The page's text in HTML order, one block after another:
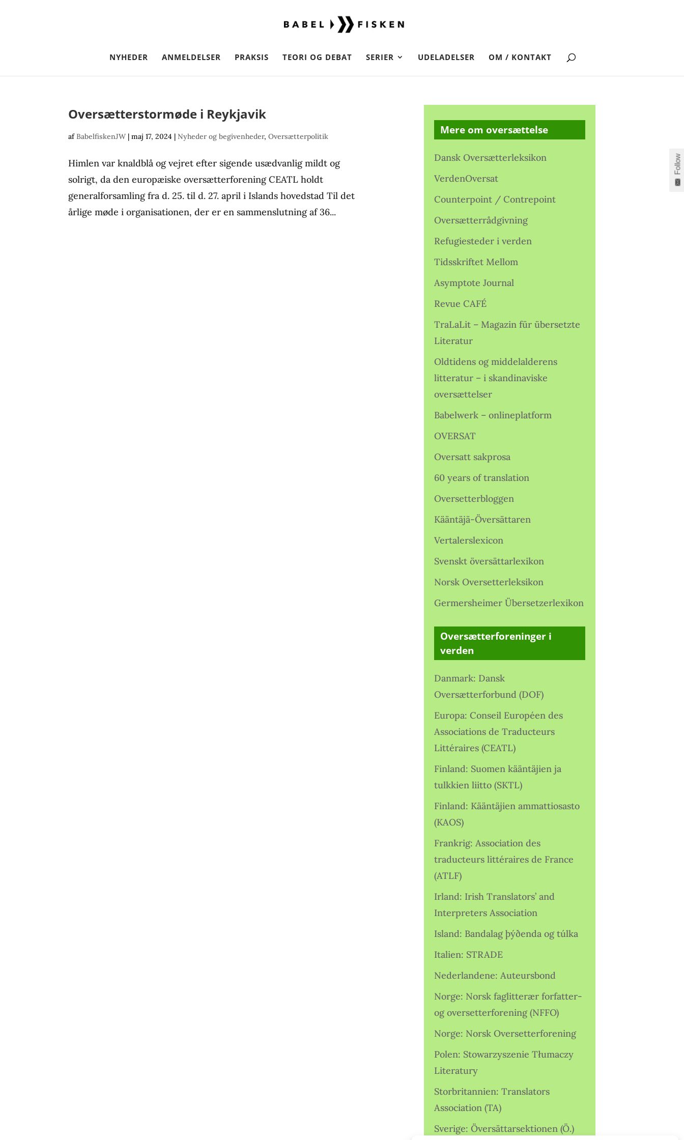
NYHEDER ANMELDELSER PRAKSIS TEORI OG DEBAT SERIER UDELADELSER OM / KONTAKT
Oversætterstormøde i Reykjavik
afBabelfiskenJW |maj 17, 2024 |Nyheder og begivenheder,Oversætterpolitik
Himlen var knaldblå og vejret efter sigende usædvanlig mildt og
solrigt, da den europæiske oversætterforening CEATL holdt
generalforsamling fra d. 25. til d. 27. april i Islands hovedstad Til det
årlige møde i organisationen, der er en sammenslutning af 36...
Mere om oversættelse
Dansk Oversætterleksikon
VerdenOversat
Counterpoint / Contrepoint
Oversætterrådgivning
Refugiesteder i verden
Tidsskriftet Mellom
Asymptote Journal
Revue CAFÉ
TraLaLit – Magazin für übersetzte
Literatur
Oldtidens og middelalderens
litteratur – i skandinaviske
oversættelser
Babelwerk – onlineplatform
OVERSAT
Oversatt sakprosa
60 years of translation
Oversetterbloggen
Kääntäjä-Översättaren
Vertalerslexicon
Svenskt översättarlexikon
Norsk Oversetterleksikon
Germersheimer Übersetzerlexikon
Oversætterforeninger i
verden
Danmark: Dansk
Oversætterforbund (DOF)
Europa: Conseil Européen des
Associations de Traducteurs
Littéraires (CEATL)
Finland: Suomen kääntäjien ja
tulkkien liitto (SKTL)
Finland: Kääntäjien ammattiosasto
(KAOS)
Frankrig: Association des
traducteurs littéraires de France
(ATLF)
Irland: Irish Translators’ and
Interpreters Association
Island: Bandalag þýðenda og túlka
Italien: STRADE
Nederlandene: Auteursbond
Norge: Norsk faglitterær forfatter-
og oversetterforening (NFFO)
Norge: Norsk Oversetterforening
Polen: Stowarzyszenie Tłumaczy
Literatury
Storbritannien: Translators
Association (TA)
Sverige: Översättarsektionen (Ö.)
Follow